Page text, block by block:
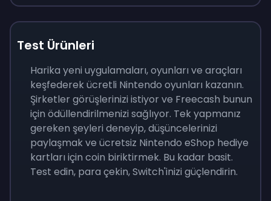
Test Ürünleri
Harika yeni uygulamaları, oyunları ve araçları
keşfederek ücretli Nintendo oyunları kazanın.
Şirketler görüşlerinizi istiyor ve Freecash bunun
için ödüllendirilmenizi sağlıyor. Tek yapmanız
gereken şeyleri deneyip, düşüncelerinizi
paylaşmak ve ücretsiz Nintendo eShop hediye
kartları için coin biriktirmek. Bu kadar basit.
Test edin, para çekin, Switch'inizi güçlendirin.